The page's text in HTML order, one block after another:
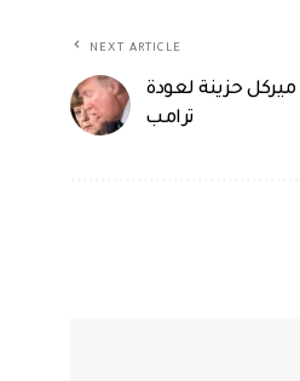
NEXT ARTICLE
حزينة لعودة
ترامب